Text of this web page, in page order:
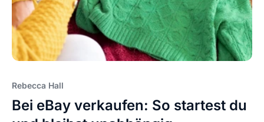
Rebecca Hall
Bei eBay verkaufen: So startest du